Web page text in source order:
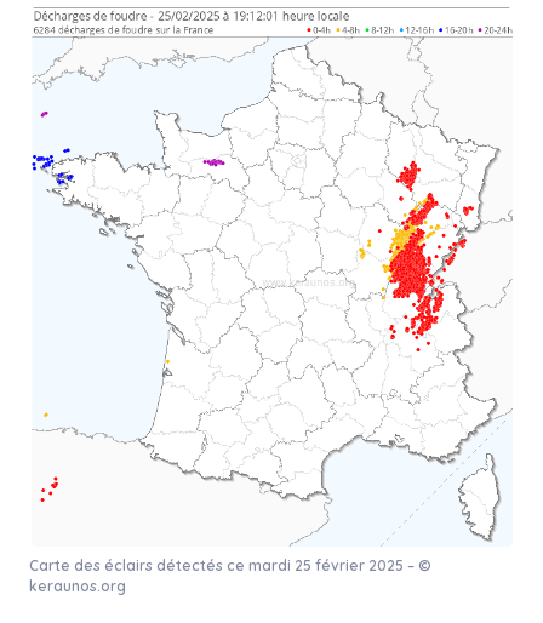
Carte des éclairs détectés ce mardi 25 février 2025 – ©
keraunos.org